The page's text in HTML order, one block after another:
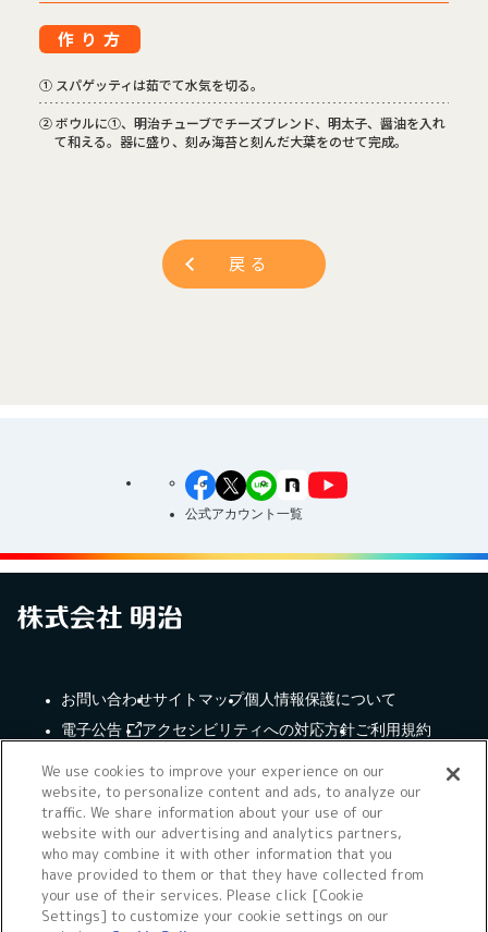
作り方
① スパゲッティは茹でて水気を切る。
② ボウルに①、明治チューブでチーズブレンド、明太子、醤油を入れ
て和える。器に盛り、刻み海苔と刻んだ大葉をのせて完成。
戻る
公式アカウント一覧
お問い合わせサイトマップ個人情報保護について
電子公告
アクセシビリティへの対応方針ご利用規約
明治ホールディングス株式会社 （EN ｜簡体 ）
Meiji Seika ファルマ株式会社
We use cookies to improve your experience on our
website, to personalize content and ads, to analyze our
traffic. We share information about your use of our
website with our advertising and analytics partners,
who may combine it with other information that you
have provided to them or that they have collected from
your use of their services. Please click [Cookie
Settings] to customize your cookie settings on our